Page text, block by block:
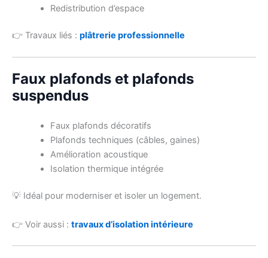
Redistribution d’espace
👉 Travaux liés : plâtrerie professionnelle
Faux plafonds et plafonds
suspendus
Faux plafonds décoratifs
Plafonds techniques (câbles, gaines)
Amélioration acoustique
Isolation thermique intégrée
💡 Idéal pour moderniser et isoler un logement.
👉 Voir aussi : travaux d’isolation intérieure